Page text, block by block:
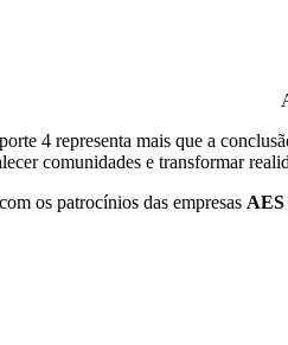
4 representa mais que a
comunidades e transformar
os patrocínios das empresas